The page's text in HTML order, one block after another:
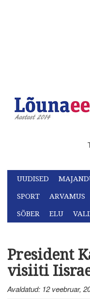
UUDISED
SPORT
ARVAMUS
SÕBER
ELU
President
visiiti
Avaldatud: 12 veebruar,